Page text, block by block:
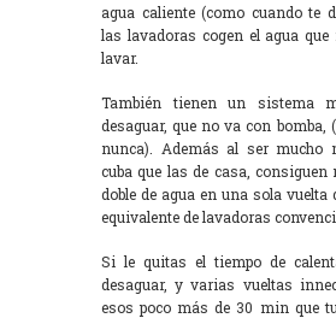
agua caliente (como cuando te
las lavadoras cogen el agua que
lavar.
También tienen un sistema
desaguar, que no va con bomba,
nunca). Además al ser mucho
cuba que las de casa, consiguen
doble de agua en una sola vuelta
equivalente de lavadoras
Si le quitas el tiempo de
desaguar, y varias vueltas
esos poco más de 30 min que